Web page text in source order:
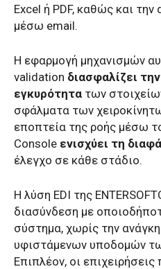
Excel ή PDF, καθώς και
μέσω email.
Η εφαρμογή μηχανισμών
validation διασφαλίζει
εγκυρότητα των
σφάλματα των
εποπτεία της ροής μέσω
Console ενισχύει τη
έλεγχο σε κάθε στάδιο.
Η λύση EDI της
διασύνδεση με
σύστημα, χωρίς την
υφιστάμενων υποδομών
Επιπλέον, οι